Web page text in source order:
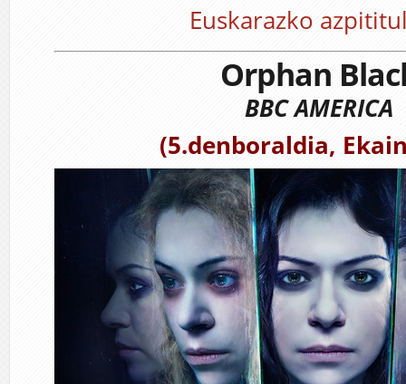
Euskarazko
Orphan
BBC AMERICA
(5.denboraldia,